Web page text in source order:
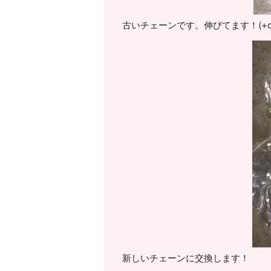
古いチェーンです。伸びてます！
新しいチェーンに交換します！